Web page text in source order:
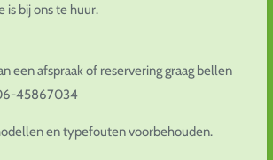
is bij ons te huur.
een afspraak of reservering graag bellen
45867034
en typefouten voorbehouden.